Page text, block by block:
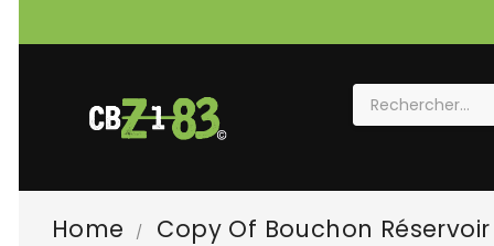
Home Copy Of Bouchon